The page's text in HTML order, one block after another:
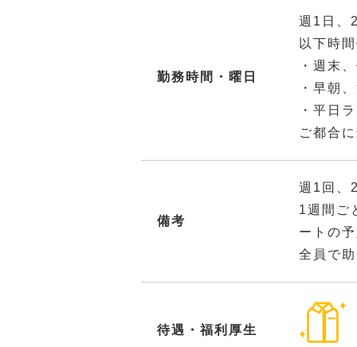
勤務時間・曜日
週1日、
以下時
・週末
・早朝
・平日
ご都合
備考
週1回、
1週間ご
ートの
全員で
待遇・福利厚生